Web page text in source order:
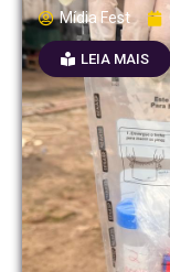
Mídia Fest
LEIA MAIS